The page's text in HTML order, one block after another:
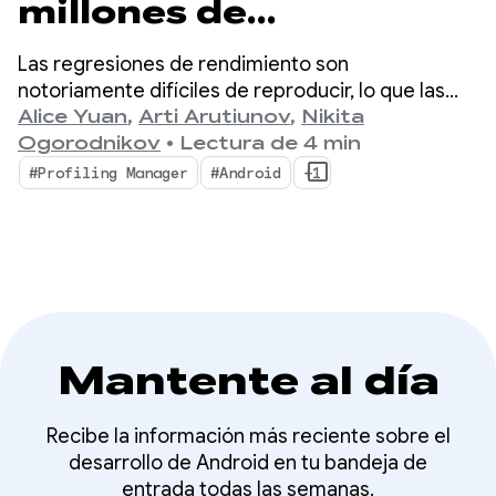
millones de
estadísticas de
rendimiento
detalladas con
ProfilingManager
Las regresiones de rendimiento son
notoriamente difíciles de reproducir, lo que las
convierte en un cuello de botella masivo para los
desarrolladores de dispositivos móviles.
Alice Yuan, Arti Arutiunov, Nikita
Ogorodnikov • Lectura de 4 min
#Profiling Manager #Android +1
Mantente al día
Recibe la información más reciente sobre el
desarrollo de Android en tu bandeja de
entrada todas las semanas.